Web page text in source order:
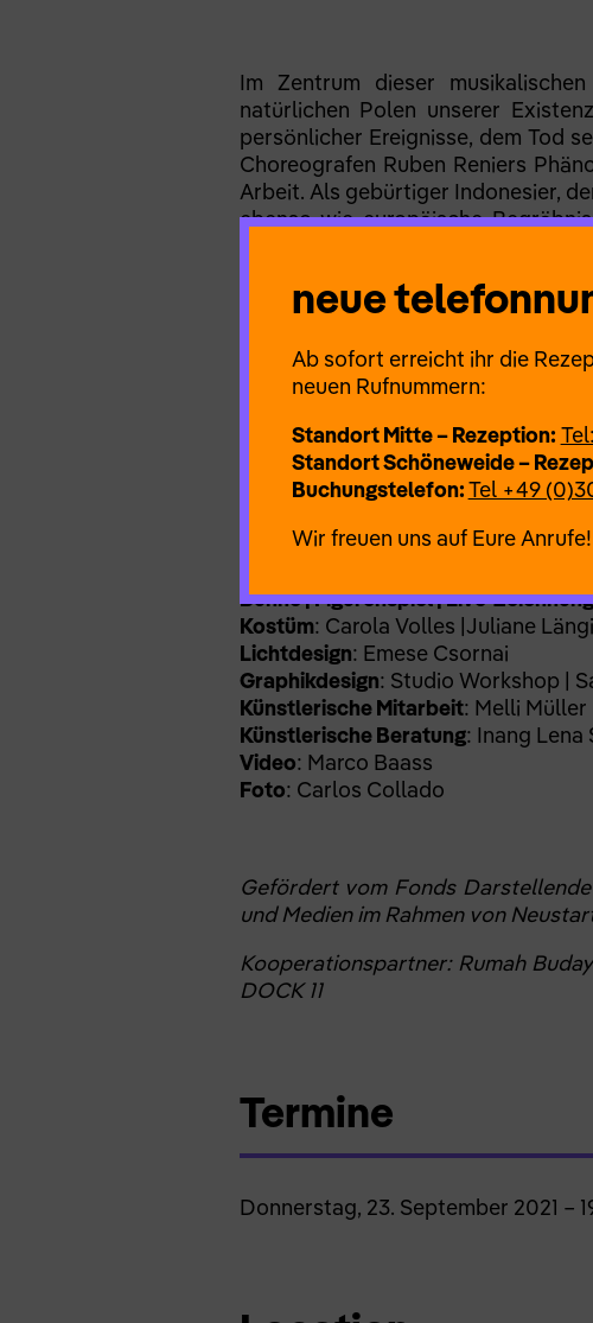
Im Zentrum dieser
natürlichen Polen unserer
persönlicher Ereignisse, dem Tod
Choreografen Ruben Reniers
Arbeit. Als gebürtiger Indonesier,
ebenso wie europäische
Musiker*innen und einer
Künstlerische Leitung | Choreografie
Reniers
Bühne | Figurenspiel | Live-Zeichnung
Kostüm: Carola Volles |Juliane
Lichtdesign: Emese Csornai
Graphikdesign: Studio Workshop |
Künstlerische Mitarbeit: Melli Müller
Künstlerische Beratung: Inang Lena
Video: Marco Baass
Foto: Carlos Collado
Gefördert vom Fonds
und Medien im Rahmen von
Kooperationspartner: Rumah
DOCK 11
Termine
Donnerstag, 23. September 2021 –
neue
Ab sofort erreicht ihr die
neuen Rufnummern:
Standort Mitte – Rezeption:
Standort Schöneweide –
Buchungstelefon:Tel +49
Wir freuen uns auf Eure Anrufe!